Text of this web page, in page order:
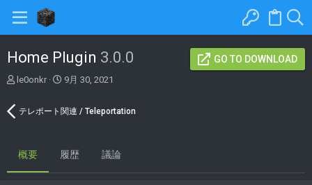
Home Plugin 3.0.0 GO TO DOWNLOAD
著
le0onkr
C
a
o
9月 30, 2021
テレポート関連 / Teleportation
概要 履歴 議論